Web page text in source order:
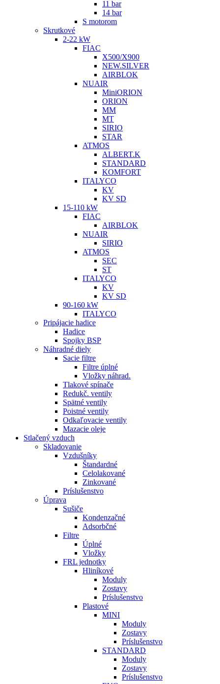
11 bar
14 bar
S motorom
Skrutkové
2-22 kW
FIAC
X500/X900
NEW.SILVER
AIRBLOK
NUAIR
MiniORION
ORION
MM
MT
SIRIO
STAR
ATMOS
ALBERT.K
STANDARD
KOMFORT
ITALYCO
KV
KV SD
15-110 kW
FIAC
AIRBLOK
NUAIR
SIRIO
ATMOS
SEC
ST
ITALYCO
KV
KV SD
90-160 kW
ITALYCO
Pripájacie hadice
Hadice
Spojky BSP
Náhradné diely
Sacie filtre
Filtre úplné
Vložky náhrad.
Tlakové spínače
Redukč. ventily
Spätné ventily
Poistné ventily
Odkaľovacie ventily
Mazacie oleje
Stlačený vzduch
Skladovanie
Vzdušníky
Štandardné
Celolakované
Zinkované
Príslušenstvo
Úprava
Sušiče
Kondenzačné
Adsorbčné
Filtre
Úplné
Vložky
FRL jednotky
Hliníkové
Moduly
Zostavy
Príslušenstvo
Plastové
MINI
Moduly
Zostavy
Príslušenstvo
STANDARD
Moduly
Zostavy
Príslušenstvo